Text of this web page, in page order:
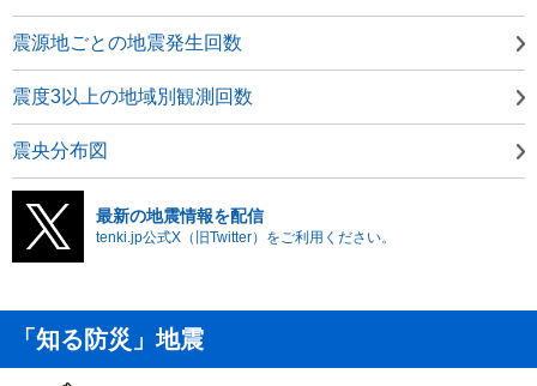
震源地ごとの地震発生回数
震度3以上の地域別観測回数
震央分布図
最新の地震情報を配信
tenki.jp公式X（旧Twitter）をご利用ください。
「知る防災」地震